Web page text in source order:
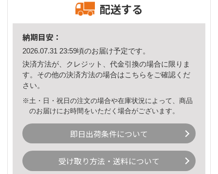
配送する
納期目安：
2026.07.31 23:59頃のお届け予定です。
決済方法が、クレジット、代金引換の場合に限りま
す。その他の決済方法の場合はこちら をご確認くだ
さい。
※土・日・祝日の注文の場合や在庫状況によって、商品
のお届けにお時間をいただく場合がございます。
即日出荷条件について
受け取り方法・送料について